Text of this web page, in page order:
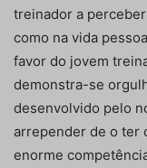
treinador a
como na vida
favor do jovem
demonstra-se
desenvolvido pelo
arrepender de o ter
enorme